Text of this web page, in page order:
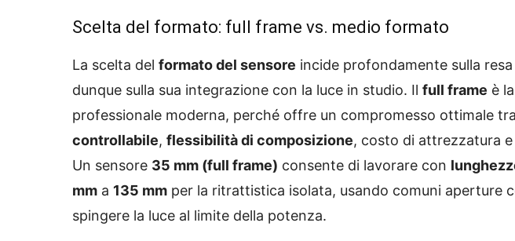
Scelta del formato: full frame vs. medio formato
La scelta del formato del sensore incide profondamente sulla
dunque sulla sua integrazione con la luce in studio. Il full frame è
professionale moderna, perché offre un compromesso ottimale tra
controllabile, flessibilità di composizione, costo di attrezzatura e
Un sensore 35 mm (full frame) consente di lavorare con
mm a 135 mm per la ritrattistica isolata, usando comuni aperture
spingere la luce al limite della potenza.